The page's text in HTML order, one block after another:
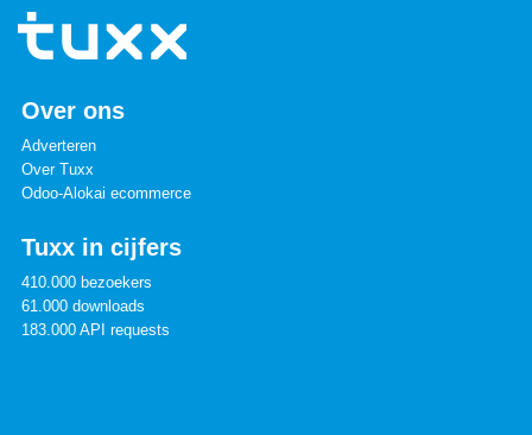
Over ons
Adverteren
Over Tuxx
Odoo-Alokai ecommerce
Tuxx in cijfers
410.000 bezoekers
61.000 downloads
183.000 API requests